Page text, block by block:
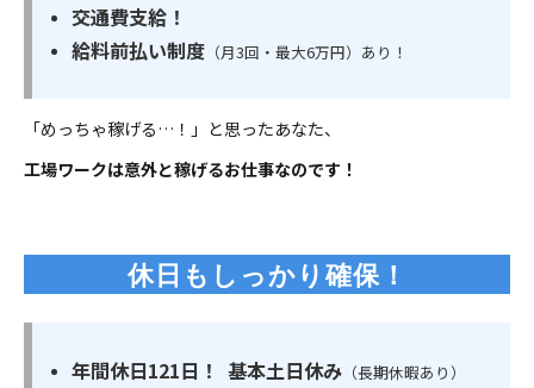
交通費支給！
給料前払い制度（月3回・最大6万円）あり！
「めっちゃ稼げる…！」と思ったあなた、
工場ワークは意外と稼げるお仕事なのです！
休日もしっかり確保！
年間休日121日！ 基本土日休み（長期休暇あり）